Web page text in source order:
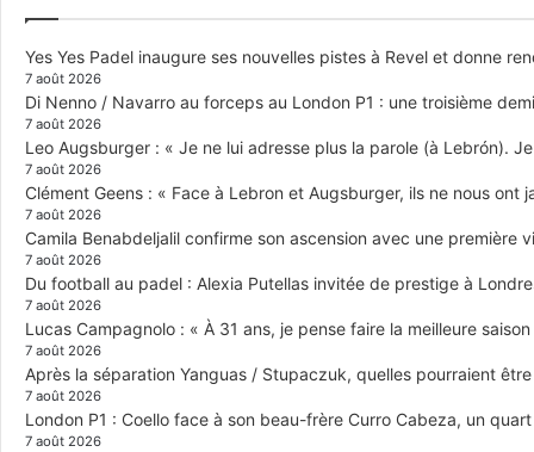
Yes Yes Padel inaugure ses nouvelles pistes à Revel et donne
7 août 2026
Di Nenno / Navarro au forceps au London P1 : une troisième
7 août 2026
Leo Augsburger : « Je ne lui adresse plus la parole (à Lebrón).
7 août 2026
Clément Geens : « Face à Lebron et Augsburger, ils ne nous ont
7 août 2026
Camila Benabdeljalil confirme son ascension avec une première
7 août 2026
Du football au padel : Alexia Putellas invitée de prestige à
7 août 2026
Lucas Campagnolo : « À 31 ans, je pense faire la meilleure
7 août 2026
Après la séparation Yanguas / Stupaczuk, quelles pourraient
7 août 2026
London P1 : Coello face à son beau-frère Curro Cabeza, un
7 août 2026